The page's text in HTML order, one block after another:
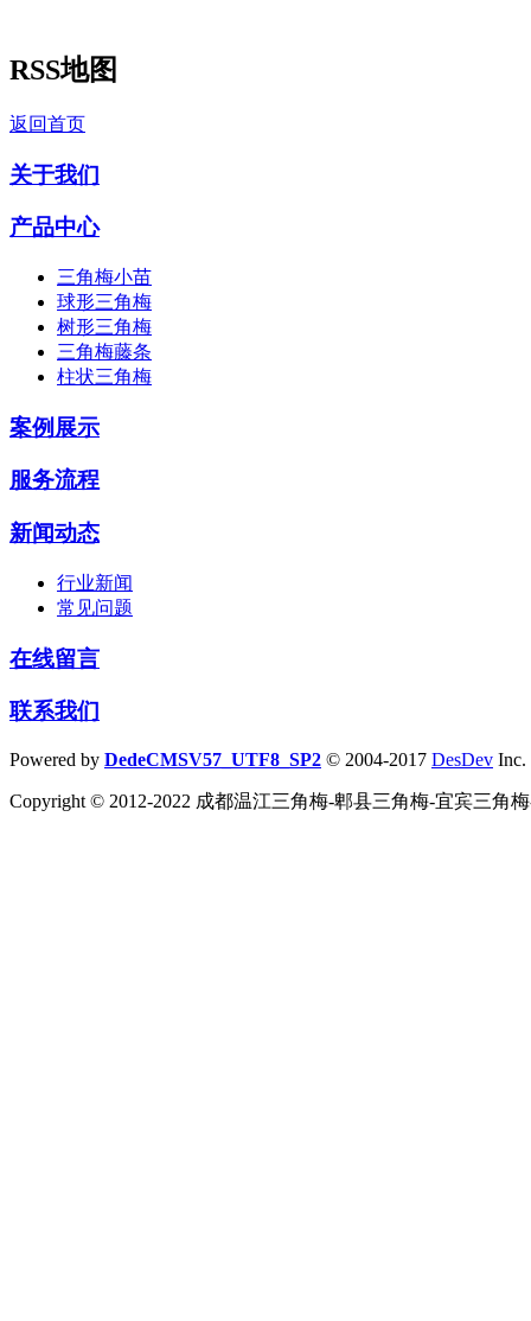
RSS地图
返回首页
关于我们
产品中心
三角梅小苗
球形三角梅
树形三角梅
三角梅藤条
柱状三角梅
案例展示
服务流程
新闻动态
行业新闻
常见问题
在线留言
联系我们
Powered by DedeCMSV57_UTF8_SP2 © 2004-2017 DesDev Inc.
Copyright © 2012-2022 成都温江三角梅-郫县三角梅-宜宾三角